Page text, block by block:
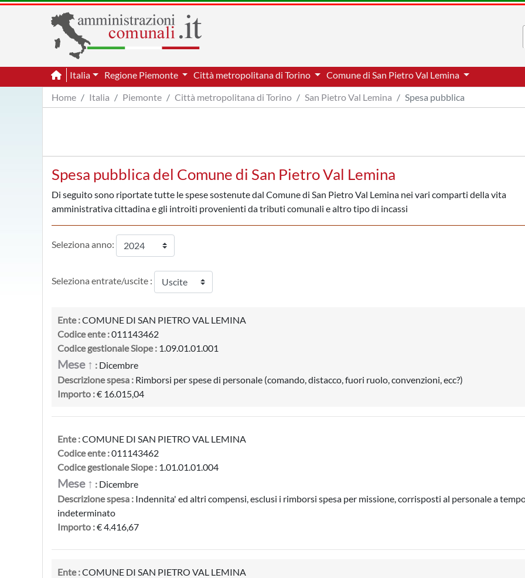
Italia Regione Piemonte Città metropolitana di Torino
Comune di San Pietro Val Lemina
Home
Italia Piemonte Città metropolitana di Torino San Pietro Val Lemina Spesa pubblica
Spesa pubblica del Comune di San Pietro Val Lemina
Di seguito sono riportate tutte le spese sostenute dal Comune di San Pietro Val Lemina nei vari comparti della vita
amministrativa cittadina e gli introiti provenienti da tributi comunali e altro tipo di incassi
Seleziona anno:
Seleziona entrate/uscite :
Ente :COMUNE DI SAN PIETRO VAL LEMINA
Codice ente :011143462
Codice gestionale Siope : 1.09.01.01.001
Mese ↑ : Dicembre
Descrizione spesa : Rimborsi per spese di personale (comando, distacco, fuori ruolo, convenzioni, ecc?)
Importo :€ 16.015,04
Ente :COMUNE DI SAN PIETRO VAL LEMINA
Codice ente :011143462
Codice gestionale Siope : 1.01.01.01.004
Mese ↑ : Dicembre
Descrizione spesa : Indennita' ed altri compensi, esclusi i rimborsi spesa per missione, corrisposti al personale a
indeterminato
Importo :€ 4.416,67
Ente :COMUNE DI SAN PIETRO VAL LEMINA